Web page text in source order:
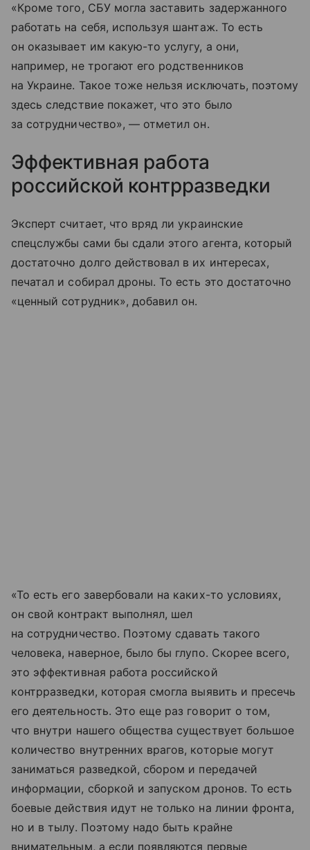
«Кроме того, СБУ могла заставить задержанного
работать на себя, используя шантаж. То есть
он оказывает им какую-то услугу, а они,
например, не трогают его родственников
на Украине. Такое тоже нельзя исключать, поэтому
здесь следствие покажет, что это было
за сотрудничество», — отметил он.
Эффективная работа
российской контрразведки
Эксперт считает, что вряд ли украинские
спецслужбы сами бы сдали этого агента, который
достаточно долго действовал в их интересах,
печатал и собирал дроны. То есть это достаточно
«ценный сотрудник», добавил он.
«То есть его завербовали на каких-то условиях,
он свой контракт выполнял, шел
на сотрудничество. Поэтому сдавать такого
человека, наверное, было бы глупо. Скорее всего,
это эффективная работа российской
контрразведки, которая смогла выявить и пресечь
его деятельность. Это еще раз говорит о том,
что внутри нашего общества существует большое
количество внутренних врагов, которые могут
заниматься разведкой, сбором и передачей
информации, сборкой и запуском дронов. То есть
боевые действия идут не только на линии фронта,
но и в тылу. Поэтому надо быть крайне
внимательным, а если появляются первые